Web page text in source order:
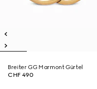
Breiter GG Marmont Gürtel
CHF 490